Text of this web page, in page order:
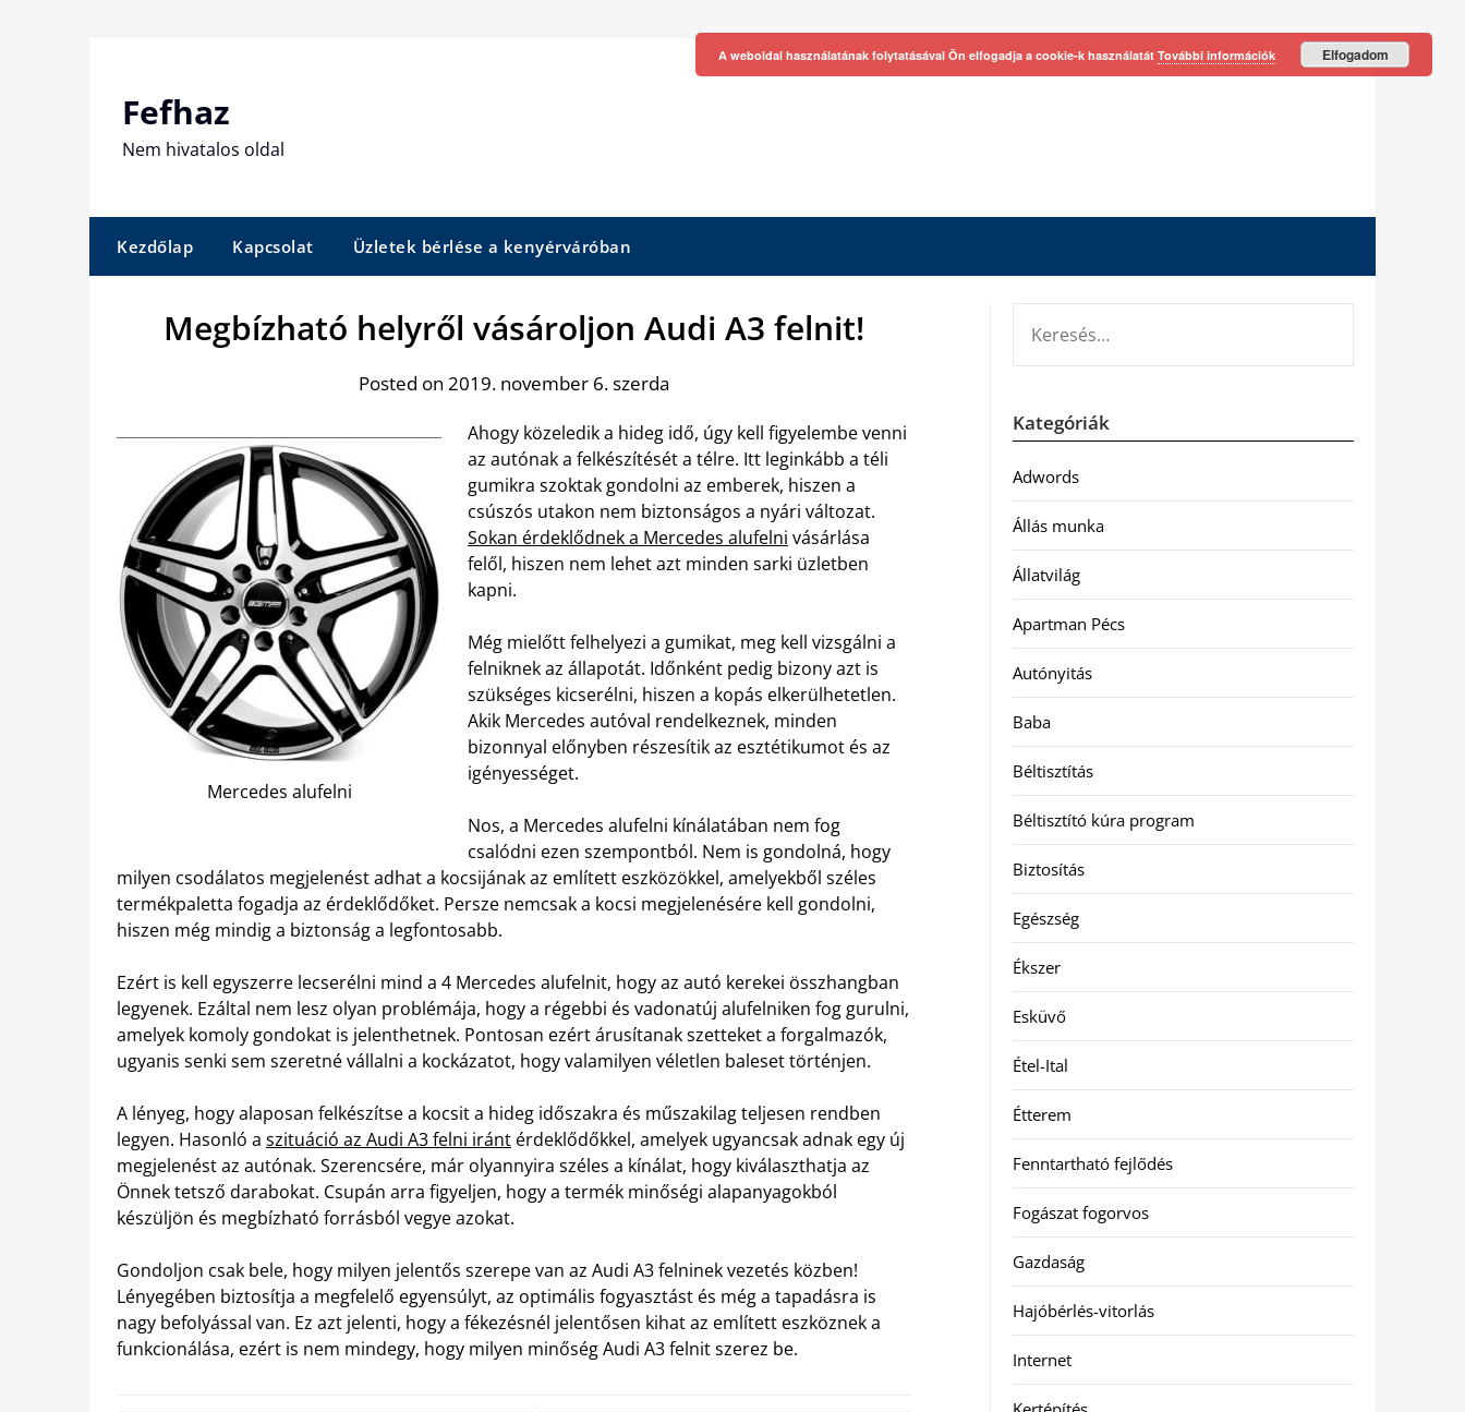
Fefhaz
Nem hivatalos oldal
Kezdőlap Kapcsolat Üzletek bérlése a kenyérváróban
Megbízható helyről vásároljon Audi A3 felnit!
Posted on 2019. november 6. szerda
Mercedes alufelni
Ahogy közeledik a hideg idő, úgy kell figyelembe venni
az autónak a felkészítését a télre. Itt leginkább a téli
gumikra szoktak gondolni az emberek, hiszen a
csúszós utakon nem biztonságos a nyári változat.
Sokan érdeklődnek a Mercedes alufelni vásárlása
felől, hiszen nem lehet azt minden sarki üzletben
kapni.
Még mielőtt felhelyezi a gumikat, meg kell vizsgálni a
felniknek az állapotát. Időnként pedig bizony azt is
szükséges kicserélni, hiszen a kopás elkerülhetetlen.
Akik Mercedes autóval rendelkeznek, minden
bizonnyal előnyben részesítik az esztétikumot és az
igényességet.
Nos, a Mercedes alufelni kínálatában nem fog
csalódni ezen szempontból. Nem is gondolná, hogy
milyen csodálatos megjelenést adhat a kocsijának az említett eszközökkel, amelyekből széles
termékpaletta fogadja az érdeklődőket. Persze nemcsak a kocsi megjelenésére kell gondolni,
hiszen még mindig a biztonság a legfontosabb.
Ezért is kell egyszerre lecserélni mind a 4 Mercedes alufelnit, hogy az autó kerekei összhangban
legyenek. Ezáltal nem lesz olyan problémája, hogy a régebbi és vadonatúj alufelniken fog gurulni,
amelyek komoly gondokat is jelenthetnek. Pontosan ezért árusítanak szetteket a forgalmazók,
ugyanis senki sem szeretné vállalni a kockázatot, hogy valamilyen véletlen baleset történjen.
A lényeg, hogy alaposan felkészítse a kocsit a hideg időszakra és műszakilag teljesen rendben
legyen. Hasonló a szituáció az Audi A3 felni iránt érdeklődőkkel, amelyek ugyancsak adnak egy új
megjelenést az autónak. Szerencsére, már olyannyira széles a kínálat, hogy kiválaszthatja az
Önnek tetsző darabokat. Csupán arra figyeljen, hogy a termék minőségi alapanyagokból
készüljön és megbízható forrásból vegye azokat.
Gondoljon csak bele, hogy milyen jelentős szerepe van az Audi A3 felninek vezetés közben!
Lényegében biztosítja a megfelelő egyensúlyt, az optimális fogyasztást és még a tapadásra is
nagy befolyással van. Ez azt jelenti, hogy a fékezésnél jelentősen kihat az említett eszköznek a
funkcionálása, ezért is nem mindegy, hogy milyen minőség Audi A3 felnit szerez be.
Kategóriák
Adwords
Állás munka
Állatvilág
Apartman Pécs
Autónyitás
Baba
Béltisztítás
Béltisztító kúra program
Biztosítás
Egészség
Ékszer
Esküvő
Étel-Ital
Étterem
Fenntartható fejlődés
Fogászat fogorvos
Gazdaság
Hajóbérlés-vitorlás
Internet
A weboldal használatának folytatásával Ön elfogadja a cookie-k használatát További információk Elfogadom